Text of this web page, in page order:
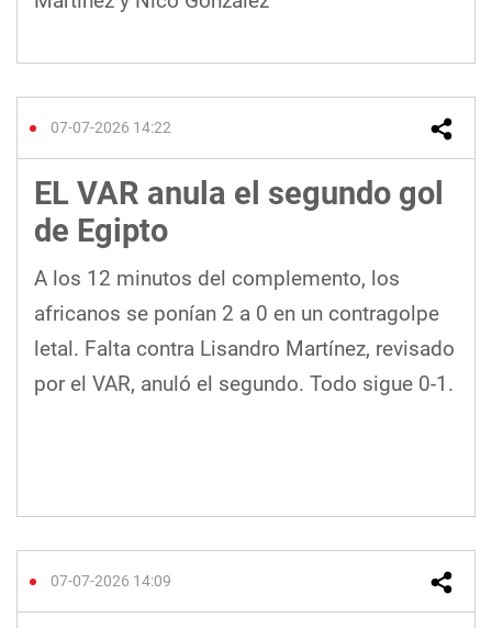
07-07-2026 14:22
EL VAR anula el segundo gol
de Egipto
A los 12 minutos del complemento, los
africanos se ponían 2 a 0 en un contragolpe
letal. Falta contra Lisandro Martínez, revisado
por el VAR, anuló el segundo. Todo sigue 0-1.
07-07-2026 14:09